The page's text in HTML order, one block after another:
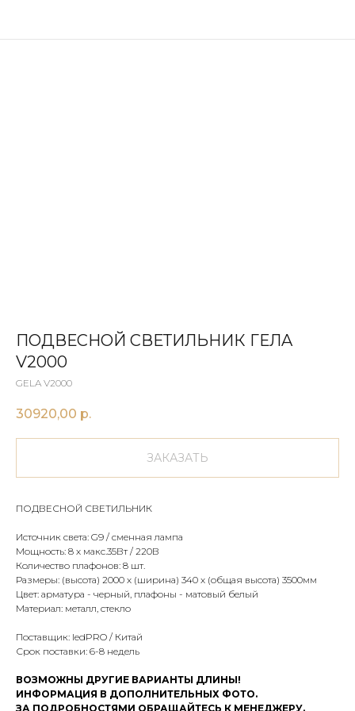
ПОДВЕСНОЙ СВЕТИЛЬНИК ГЕЛA
V2000
GELA V2000
30920,00 р.
ЗАКАЗАТЬ
ПОДВЕСНОЙ СВЕТИЛЬНИК
Источник света: G9 / сменная лампа
Мощность: 8 х макс.35Вт / 220В
Количество плафонов: 8 шт.
Размеры: (высота) 2000 х (ширина) 340 х (общая высота) 3500мм
Цвет: арматура - черный, плафоны - матовый белый
Материал: металл, стекло
Поставщик: ledPRO / Китай
Срок поставки: 6-8 недель
ВОЗМОЖНЫ ДРУГИЕ ВАРИАНТЫ ДЛИНЫ!
ИНФОРМАЦИЯ В ДОПОЛНИТЕЛЬНЫХ ФОТО.
ЗА ПОДРОБНОСТЯМИ ОБРАЩАЙТЕСЬ К МЕНЕДЖЕРУ.